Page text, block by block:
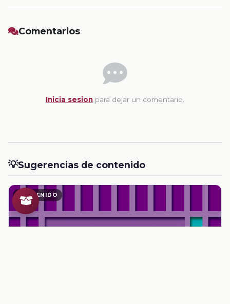
Comentarios
Inicia sesion para dejar un comentario.
💡Sugerencias de contenido
CONTENIDO